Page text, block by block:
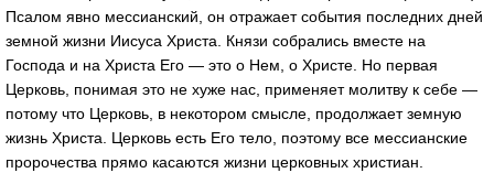
Псалом явно мессианский, он отражает события последних дней
земной жизни Иисуса Христа. Князи собрались вместе на
Господа и на Христа Его — это о Нем, о Христе. Но первая
Церковь, понимая это не хуже нас, применяет молитву к себе —
потому что Церковь, в некотором смысле, продолжает земную
жизнь Христа. Церковь есть Его тело, поэтому все мессианские
пророчества прямо касаются жизни церковных христиан.